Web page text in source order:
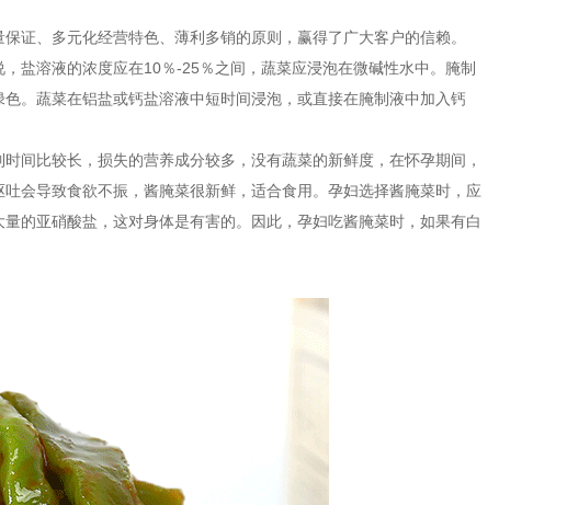
证、多元化经营特色、薄利多销的原则，赢得了广大客户的信赖。
盐溶液的浓度应在10％-25％之间，蔬菜应浸泡在微碱性水中。腌制
。蔬菜在铝盐或钙盐溶液中短时间浸泡，或直接在腌制液中加入钙
间比较长，损失的营养成分较多，没有蔬菜的新鲜度，在怀孕期间，
会导致食欲不振，酱腌菜很新鲜，适合食用。孕妇选择酱腌菜时，应
的亚硝酸盐，这对身体是有害的。因此，孕妇吃酱腌菜时，如果有白